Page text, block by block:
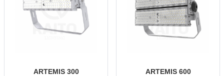
ARTEMIS 300 ARTEMIS 600